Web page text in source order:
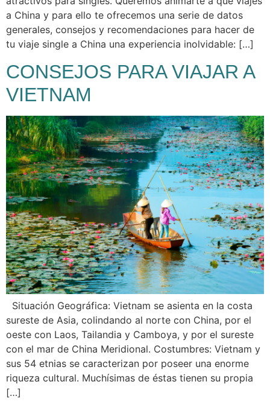
a China y para ello te ofrecemos una serie de datos
generales, consejos y recomendaciones para hacer de
tu viaje single a China una experiencia inolvidable: […]
CONSEJOS PARA VIAJAR A
VIETNAM
Situación Geográfica: Vietnam se asienta en la costa
sureste de Asia, colindando al norte con China, por el
oeste con Laos, Tailandia y Camboya, y por el sureste
con el mar de China Meridional. Costumbres: Vietnam y
sus 54 etnias se caracterizan por poseer una enorme
riqueza cultural. Muchísimas de éstas tienen su propia
[…]